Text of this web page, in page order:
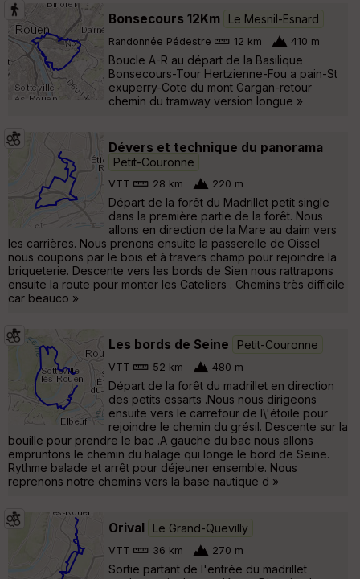
Bonsecours 12Km Le Mesnil-Esnard
Randonnée Pédestre 12 km 410 m
Boucle A-R au départ de la Basilique
Bonsecours-Tour Hertzienne-Fou a pain-St
exuperry-Cote du mont Gargan-retour
chemin du tramway version longue »
Dévers et technique du panorama
Petit-Couronne
VTT 28 km 220 m
Départ de la forêt du Madrillet petit single
dans la première partie de la forêt. Nous
allons en direction de la Mare au daim vers
les carrières. Nous prenons ensuite la passerelle de Oissel
nous coupons par le bois et à travers champ pour rejoindre la
briqueterie. Descente vers les bords de Sien nous rattrapons
ensuite la route pour monter les Cateliers . Chemins très difficile
car beauco »
Les bords de Seine Petit-Couronne
VTT 52 km 480 m
Départ de la forêt du madrillet en direction
des petits essarts .Nous nous dirigeons
ensuite vers le carrefour de l\'étoile pour
rejoindre le chemin du grésil. Descente sur la
bouille pour prendre le bac .A gauche du bac nous allons
empruntons le chemin du halage qui longe le bord de Seine.
Rythme balade et arrêt pour déjeuner ensemble. Nous
reprenons notre chemins vers la base nautique d »
Orival Le Grand-Quevilly
VTT 36 km 270 m
Sortie partant de l'entrée du madrillet